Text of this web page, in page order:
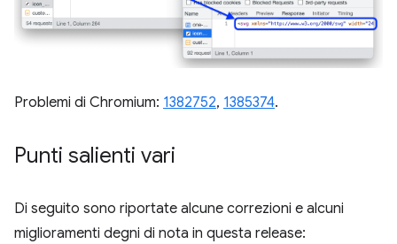
Problemi di Chromium: 1382752, 1385374.
Punti salienti vari
Di seguito sono riportate alcune correzioni e alcuni
miglioramenti degni di nota in questa release: